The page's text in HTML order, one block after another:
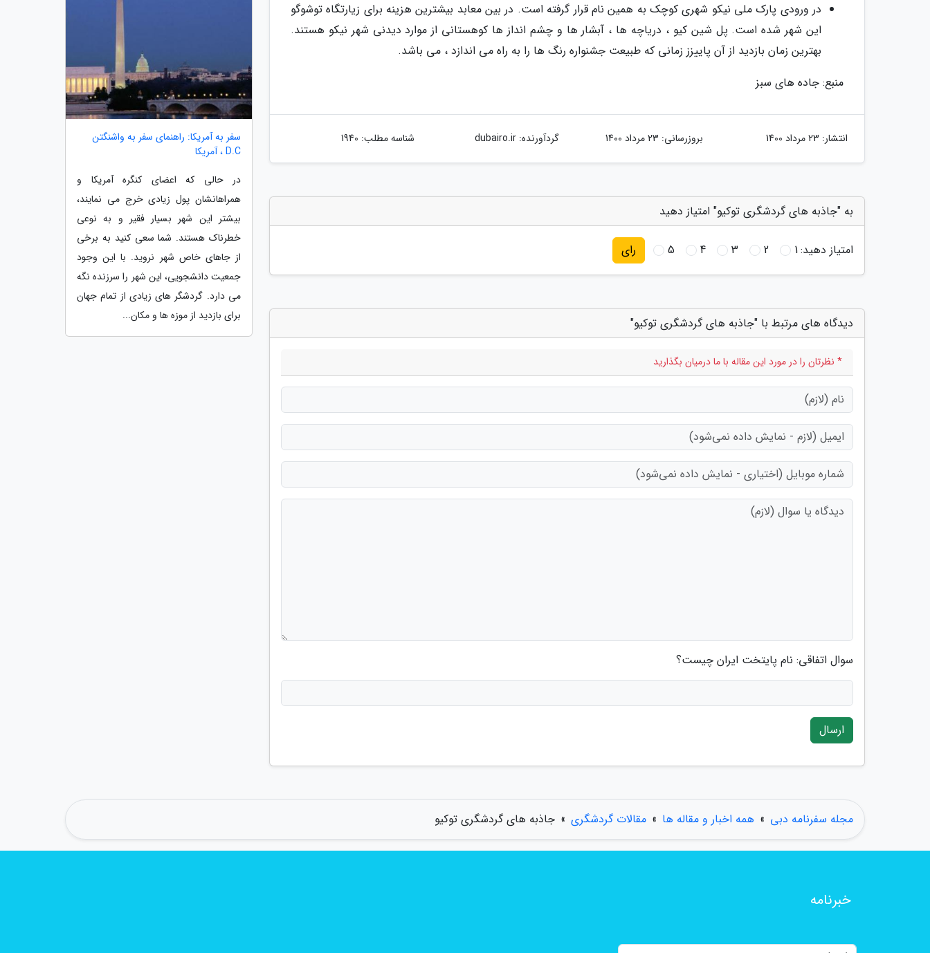
در ورودی پارک ملی نیکو شهری کوچک به همین نام قرار گرفته است. در بین معابد بیشترین هزینه برای زیارتگاه توشوگو
این شهر شده است. پل شین کیو ، دریاچه ها ، آبشار ها و چشم انداز ها کوهستانی از موارد دیدنی شهر نیکو هستند.
بهترین زمان بازدید از آن پاییزز زمانی که طبیعت جشنواره رنگ ها را به راه می اندازد ، می باشد.
منبع: جاده های سبز
انتشار: 23 مرداد 1400 بروزرسانی: 23 مرداد 1400 گردآورنده:dubairo.ir شناسه مطلب: 1940
به "جاذبه های گردشگری توکیو" امتیاز دهید
امتیاز دهید:1
2
3
4
5 رای
دیدگاه های مرتبط با "جاذبه های گردشگری توکیو"
* نظرتان را در مورد این مقاله با ما درمیان بگذارید
سوال اتفاقی: نام پایتخت ایران چیست؟
ارسال
سفر به آمریکا: راهنمای سفر به واشنگتن
D.C ، آمریکا
در حالی که اعضای کنگره آمریکا و
همراهانشان پول زیادی خرج می نمایند،
بیشتر این شهر بسیار فقیر و به نوعی
خطرناک هستند. شما سعی کنید به برخی
از جاهای خاص شهر نروید. با این وجود
جمعیت دانشجویی، این شهر را سرزنده نگه
می دارد. گردشگر های زیادی از تمام جهان
برای بازدید از موزه ها و مکان...
مجله سفرنامه دبی » همه اخبار و مقاله ها » مقالات گردشگری » جاذبه های گردشگری توکیو
خبرنامه